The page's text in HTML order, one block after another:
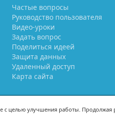
Частые вопросы
Руководство пользователя
Видео-уроки
Задать вопрос
Поделиться идеей
Защита данных
Удаленный доступ
Карта сайта
с целью улучшения работы. Продолжая